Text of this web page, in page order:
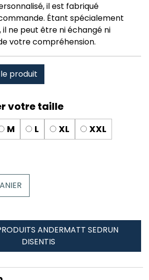
il est fabriqué
Étant spécialement
il ne peut être ni échangé ni
votre compréhension.
produit
M L XL XXL
ANDERMATT SEDRUN
DISENTIS